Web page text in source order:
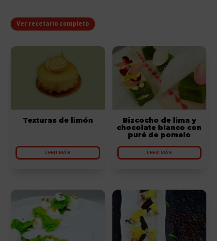
Ver recetario completo
Texturas de limón
LEER MÁS
Bizcocho de lima y
chocolate blanco con
puré de pomelo
LEER MÁS